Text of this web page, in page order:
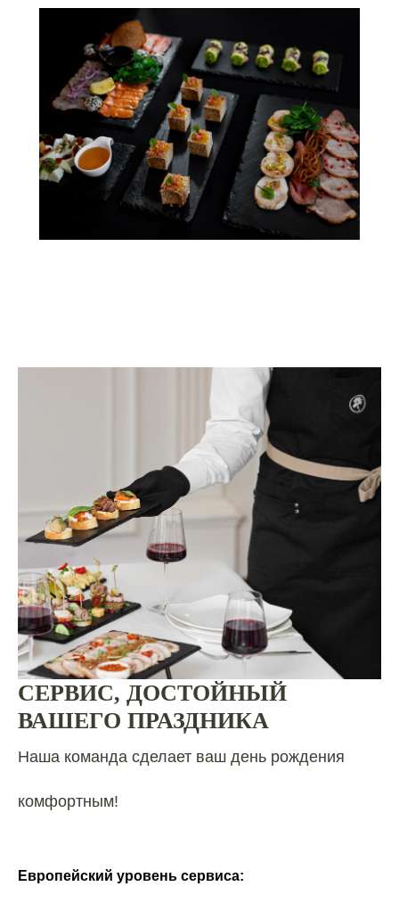
СЕРВИС, ДОСТОЙНЫЙ
ВАШЕГО ПРАЗДНИКА
Наша команда сделает ваш день рождения
комфортным!
Европейский уровень сервиса: